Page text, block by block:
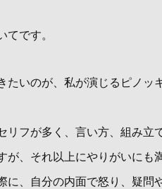
てです。
たいのが、私が演じるピノッ
リフが多く、言い方、組み立
、それ以上にやりがいにも
に、自分の内面で怒り、疑問